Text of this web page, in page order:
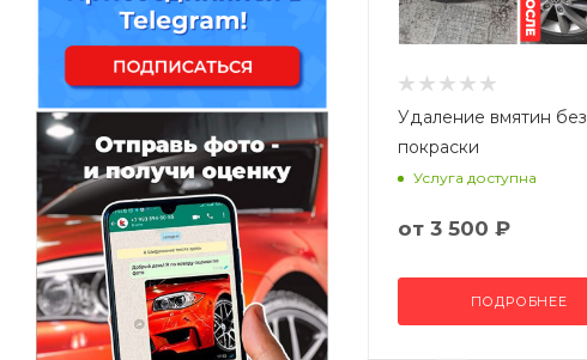
Удаление вмятин без
покраски
Услуга доступна
от 3 500 ₽
ПОДРОБНЕЕ